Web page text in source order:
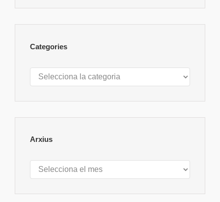
Categories
Categories
Arxius
Arxius